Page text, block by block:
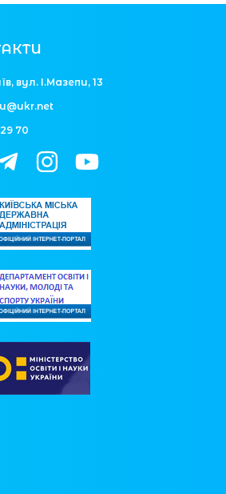
вул. І.Мазепи, 13
70